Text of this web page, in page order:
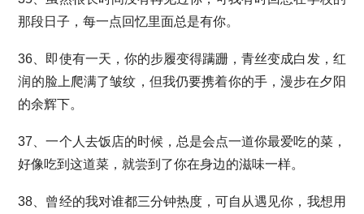
那段日子，每一点回忆里面总是有你。
36、即使有一天，你的步履变得蹒跚，青丝变成白发，红
润的脸上爬满了皱纹，但我仍要携着你的手，漫步在夕阳
的余辉下。
37、一个人去饭店的时候，总是会点一道你最爱吃的菜，
好像吃到这道菜，就尝到了你在身边的滋味一样。
38、曾经的我对谁都三分钟热度，可自从遇见你，我想用